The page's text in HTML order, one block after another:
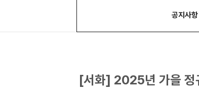
공지사항
[서화] 2025년 가을 정